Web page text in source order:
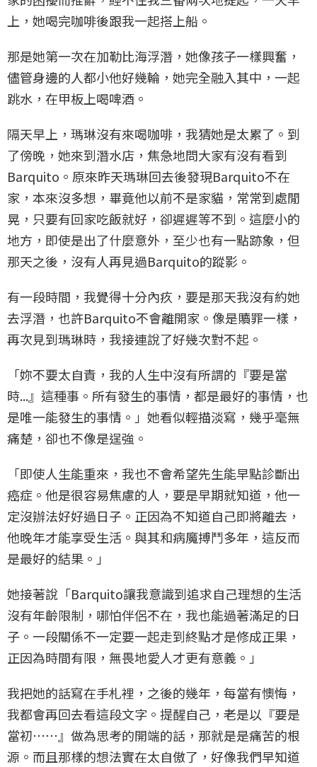
上，她喝完咖啡後跟我一起搭上船。
那是她第一次在加勒比海浮潛，她像孩子一樣興奮，
儘管身邊的人都小他好幾輪，她完全融入其中，一起
跳水，在甲板上喝啤酒。
隔天早上，瑪琳沒有來喝咖啡，我猜她是太累了。到
了傍晚，她來到潛水店，焦急地問大家有沒有看到
Barquito。原來昨天瑪琳回去後發現Barquito不在
家，本來沒多想，畢竟他以前不是家貓，常常到處閒
晃，只要有回家吃飯就好，卻遲遲等不到。這麼小的
地方，即使是出了什麼意外，至少也有一點跡象，但
那天之後，沒有人再見過Barquito的蹤影。
有一段時間，我覺得十分內疚，要是那天我沒有約她
去浮潛，也許Barquito不會離開家。像是贖罪一樣，
再次見到瑪琳時，我接連說了好幾次對不起。
「妳不要太自責，我的人生中沒有所謂的『要是當
時...』這種事。所有發生的事情，都是最好的事情，也
是唯一能發生的事情。」她看似輕描淡寫，幾乎毫無
痛楚，卻也不像是逞強。
「即使人生能重來，我也不會希望先生能早點診斷出
癌症。他是很容易焦慮的人，要是早期就知道，他一
定沒辦法好好過日子。正因為不知道自己即將離去，
他晚年才能享受生活。與其和病魔搏鬥多年，這反而
是最好的結果。」
她接著說「Barquito讓我意識到追求自己理想的生活
沒有年齡限制，哪怕伴侶不在，我也能過著滿足的日
子。一段關係不一定要一起走到終點才是修成正果，
正因為時間有限，無畏地愛人才更有意義。」
我把她的話寫在手札裡，之後的幾年，每當有懊悔，
我都會再回去看這段文字。提醒自己，老是以『要是
當初⋯⋯』做為思考的開端的話，那就是是痛苦的根
源。而且那樣的想法實在太自傲了，好像我們早知道